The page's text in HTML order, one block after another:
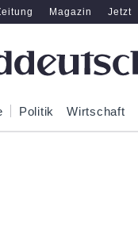
Magazin Jetzt
Politik Wirtschaft